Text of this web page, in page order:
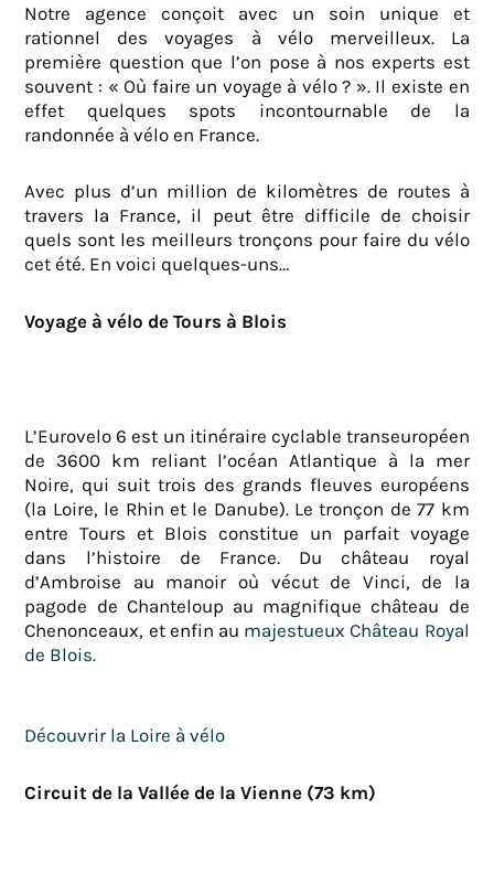
Notre agence conçoit avec un soin unique et
rationnel des voyages à vélo merveilleux. La
première question que l’on pose à nos experts est
souvent : « Où faire un voyage à vélo ? ». Il existe en
effet quelques spots incontournable de la
randonnée à vélo en France.
Avec plus d’un million de kilomètres de routes à
travers la France, il peut être difficile de choisir
quels sont les meilleurs tronçons pour faire du vélo
cet été. En voici quelques-uns…
Voyage à vélo de Tours à Blois
L’Eurovelo 6 est un itinéraire cyclable transeuropéen
de 3600 km reliant l’océan Atlantique à la mer
Noire, qui suit trois des grands fleuves européens
(la Loire, le Rhin et le Danube). Le tronçon de 77 km
entre Tours et Blois constitue un parfait voyage
dans l’histoire de France. Du château royal
d’Ambroise au manoir où vécut de Vinci, de la
pagode de Chanteloup au magnifique château de
Chenonceaux, et enfin au majestueux Château Royal
de Blois.
Découvrir la Loire à vélo
Circuit de la Vallée de la Vienne (73 km)